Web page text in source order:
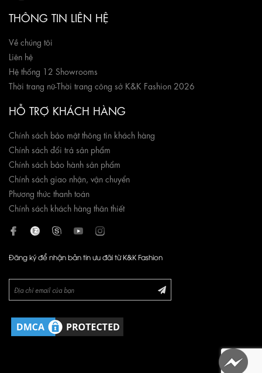
THÔNG TIN LIÊN HỆ
Về chúng tôi
Liên hệ
Hệ thống 12 Showrooms
Thời trang nữ-Thời trang công sở K&K Fashion 2026
HỖ TRỢ KHÁCH HÀNG
Chính sách bảo mật thông tin khách hàng
Chính sách đổi trả sản phẩm
Chính sách bảo hành sản phẩm
Chính sách giao nhận, vận chuyển
Phương thức thanh toán
Chính sách khách hàng thân thiết
Đăng ký để nhận bản tin ưu đãi từ K&K Fashion